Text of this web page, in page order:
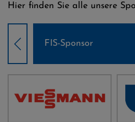
Hier finden Sie alle unsere
Weltcup-